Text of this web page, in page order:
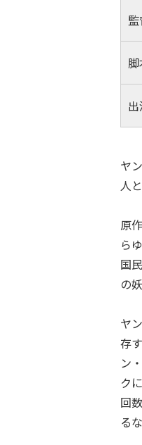
ヤ
人
原
ら
国
の
ヤ
存
ン
ク
回
る